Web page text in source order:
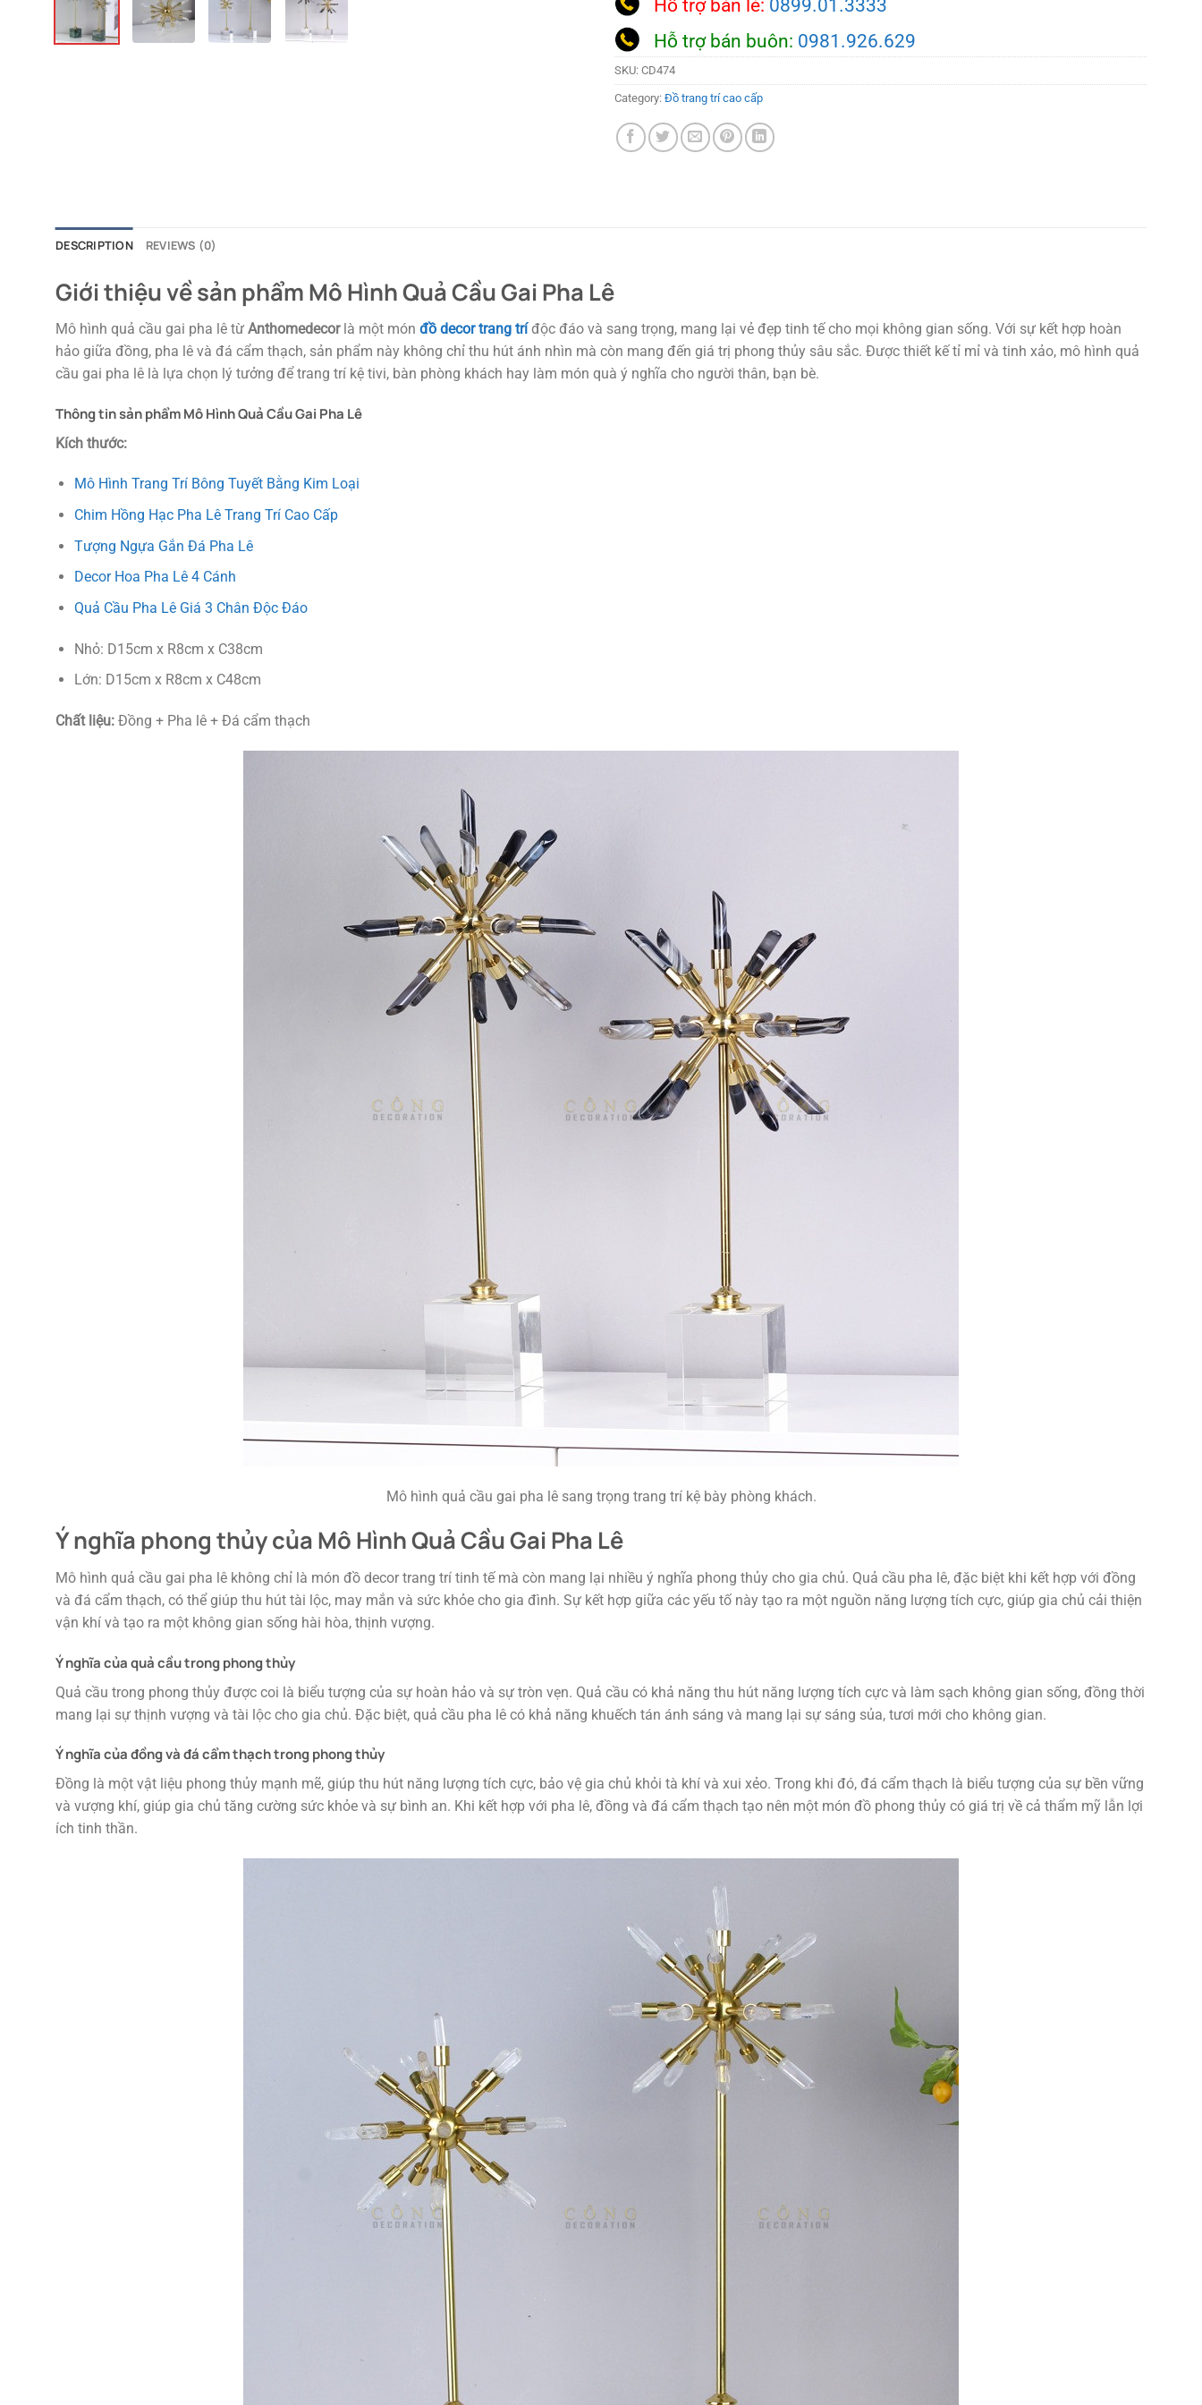
Hỗ trợ bán lẻ: 0899.01.3333
Hỗ trợ bán buôn: 0981.926.629
SKU: CD474
Category: Đồ trang trí cao cấp
DESCRIPTION REVIEWS (0)
Giới thiệu về sản phẩm Mô Hình Quả Cầu Gai Pha Lê
Mô hình quả cầu gai pha lê từ Anthomedecorlà một món đồ decor trang tríđộc đáo và sang trọng, mang lại vẻ đẹp tinh tế cho mọi không gian sống. Với sự kết hợp hoàn
hảo giữa đồng, pha lê và đá cẩm thạch, sản phẩm này không chỉ thu hút ánh nhìn mà còn mang đến giá trị phong thủy sâu sắc. Được thiết kế tỉ mỉ và tinh xảo, mô hình quả
cầu gai pha lê là lựa chọn lý tưởng để trang trí kệ tivi, bàn phòng khách hay làm món quà ý nghĩa cho người thân, bạn bè.
Thông tin sản phẩm Mô Hình Quả Cầu Gai Pha Lê
Kích thước:
Mô Hình Trang Trí Bông Tuyết Bằng Kim Loại
Chim Hồng Hạc Pha Lê Trang Trí Cao Cấp
Tượng Ngựa Gắn Đá Pha Lê
Decor Hoa Pha Lê 4 Cánh
Quả Cầu Pha Lê Giá 3 Chân Độc Đáo
Nhỏ: D15cm x R8cm x C38cm
Lớn: D15cm x R8cm x C48cm
Chất liệu: Đồng + Pha lê + Đá cẩm thạch
Mô hình quả cầu gai pha lê sang trọng trang trí kệ bày phòng khách.
Ý nghĩa phong thủy của Mô Hình Quả Cầu Gai Pha Lê
Mô hình quả cầu gai pha lê không chỉ là món đồ decor trang trí tinh tế mà còn mang lại nhiều ý nghĩa phong thủy cho gia chủ. Quả cầu pha lê, đặc biệt khi kết hợp với đồng
và đá cẩm thạch, có thể giúp thu hút tài lộc, may mắn và sức khỏe cho gia đình. Sự kết hợp giữa các yếu tố này tạo ra một nguồn năng lượng tích cực, giúp gia chủ cải thiện
vận khí và tạo ra một không gian sống hài hòa, thịnh vượng.
Ý nghĩa của quả cầu trong phong thủy
Quả cầu trong phong thủy được coi là biểu tượng của sự hoàn hảo và sự tròn vẹn. Quả cầu có khả năng thu hút năng lượng tích cực và làm sạch không gian sống, đồng thời
mang lại sự thịnh vượng và tài lộc cho gia chủ. Đặc biệt, quả cầu pha lê có khả năng khuếch tán ánh sáng và mang lại sự sáng sủa, tươi mới cho không gian.
Ý nghĩa của đồng và đá cẩm thạch trong phong thủy
Đồng là một vật liệu phong thủy mạnh mẽ, giúp thu hút năng lượng tích cực, bảo vệ gia chủ khỏi tà khí và xui xẻo. Trong khi đó, đá cẩm thạch là biểu tượng của sự bền vững
và vượng khí, giúp gia chủ tăng cường sức khỏe và sự bình an. Khi kết hợp với pha lê, đồng và đá cẩm thạch tạo nên một món đồ phong thủy có giá trị về cả thẩm mỹ lẫn lợi
ích tinh thần.